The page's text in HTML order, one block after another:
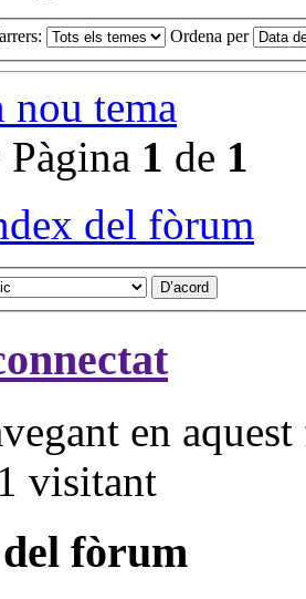
Ordena per
nou tema
Pàgina 1 de 1
del fòrum
en
visitant
fòrum